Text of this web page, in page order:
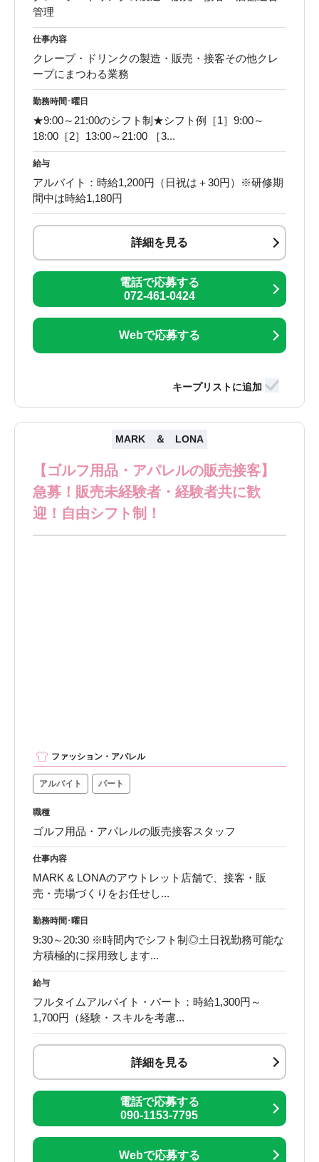
管理
仕事内容
クレープ・ドリンクの製造・販売・接客その他クレ
ープにまつわる業務
勤務時間･曜日
★9:00～21:00のシフト制★シフト例［1］9:00～
18:00［2］13:00～21:00 ［3...
給与
アルバイト：時給1,200円（日祝は＋30円）※研修期
間中は時給1,180円
詳細を見る
電話で応募する
072-461-0424
Webで応募する
MARK ＆ LONA
【ゴルフ用品・アパレルの販売接客】
急募！販売未経験者・経験者共に歓
迎！自由シフト制！
ファッション・アパレル
アルバイト パート
職種
ゴルフ用品・アパレルの販売接客スタッフ
仕事内容
MARK & LONAのアウトレット店舗で、接客・販
売・売場づくりをお任せし...
勤務時間･曜日
9:30～20:30 ※時間内でシフト制◎土日祝勤務可能な
方積極的に採用致します...
給与
フルタイムアルバイト・パート：時給1,300円～
1,700円（経験・スキルを考慮...
詳細を見る
電話で応募する
090-1153-7795
Webで応募する